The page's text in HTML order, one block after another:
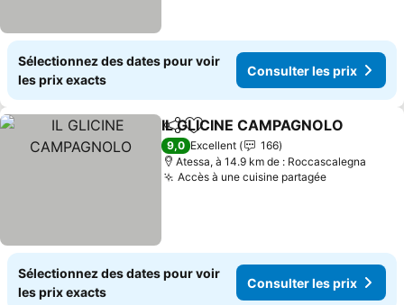
Sélectionnez des dates pour voir
les prix exacts
Consulter les prix
PartagerAjouter à mes favoris
IL GLICINE CAMPAGNOLO
9,0 Excellent
166
Atessa, à 14.9 km de : Roccascalegna
Accès à une cuisine partagéeConsulter
Sélectionnez des dates pour voir
les prix exacts
Consulter les prix